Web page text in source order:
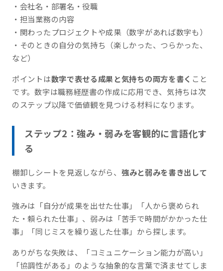
・会社名・部署名・役職
・担当業務の内容
・関わったプロジェクトや成果（数字があれば数字も）
・そのときの自分の気持ち（楽しかった、つらかった、
など）
ポイントは数字で表せる成果と気持ちの両方を書く こと
です。数字は職務経歴書の作成に応用でき、気持ちは次
のステップ以降で価値観を見つける材料になります。
ステップ2：強み・弱みを客観的に言語化す
る
棚卸しシートを見返しながら、 強みと弱みを書き出して
いきます。
強みは「自分が成果を出せた仕事」「人から褒められ
た・頼られた仕事」、弱みは「苦手で時間がかかった仕
事」「同じミスを繰り返した仕事」から探します。
ありがちな失敗は、「コミュニケーション能力が高い」
「協調性がある」のような抽象的な言葉で済ませてしま